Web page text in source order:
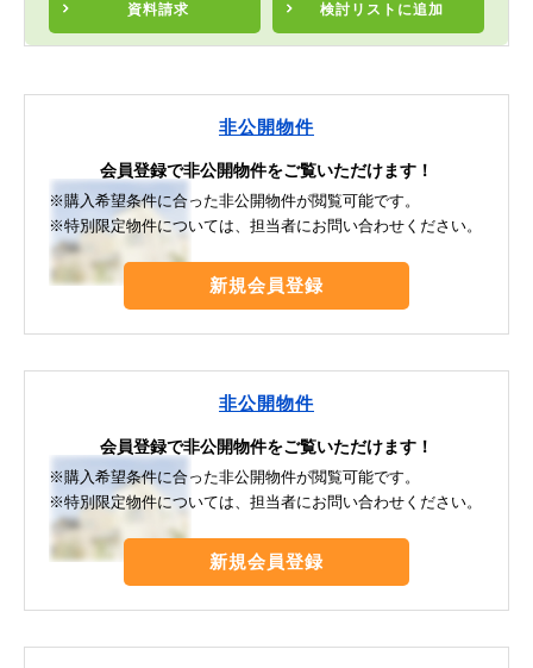
資料請求 検討リスト に追加
非公開物件
会員登録で非公開物件をご覧いただけます！
※購入希望条件に合った非公開物件が閲覧可能です。
※特別限定物件については、担当者にお問い合わせください。
新規会員登録
非公開物件
会員登録で非公開物件をご覧いただけます！
※購入希望条件に合った非公開物件が閲覧可能です。
※特別限定物件については、担当者にお問い合わせください。
新規会員登録